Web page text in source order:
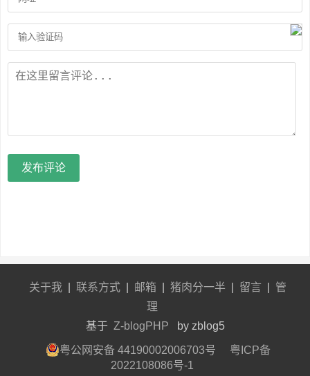
发布评论
关于我 联系方式 邮箱 猪肉分一半 留言
管
理
基于 Z-blogPHP by zblog5
粤公网安备 44190002006703号
粤ICP备
2022108086号-1